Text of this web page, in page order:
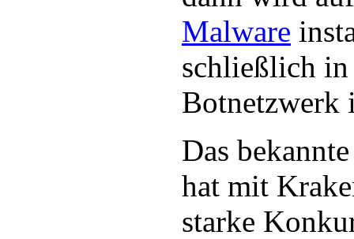
Malware
schließlich in
Botnetzwerk
Das
hat mit
starke